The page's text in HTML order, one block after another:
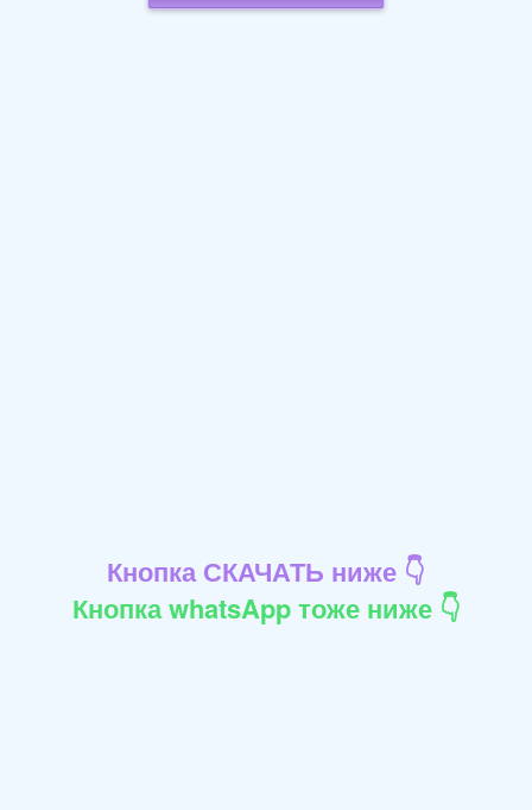
Кнопка СКАЧАТЬ ниже 👇
Кнопка whatsApp тоже ниже 👇